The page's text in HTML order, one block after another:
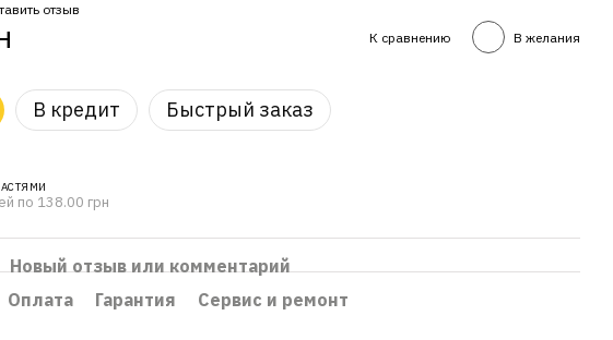
отзыв
К сравнению В желания
В кредит Быстрый заказ
по 138.00 грн
Новый отзыв или комментарий
Оплата Гарантия Сервис и ремонт